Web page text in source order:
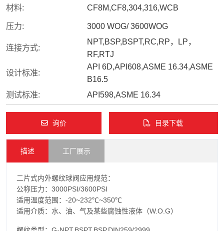
材料: CF8M,CF8,304,316,WCB
压力: 3000 WOG/ 3600WOG
连接方式:
NPT,BSP,BSPT,RC,RP，LP，
RF,RTJ
设计标准:
API 6D,API608,ASME 16.34,ASME
B16.5
测试标准:
API598,ASME 16.34
询价 目录下载
描述 工厂展示
二片式内外螺纹球阀应用规范：
公称压力：3000PSI/3600PSI
适用温度范围：-20~232℃~350℃
适用介质：水、油、气及某些腐蚀性液体（W.O.G）